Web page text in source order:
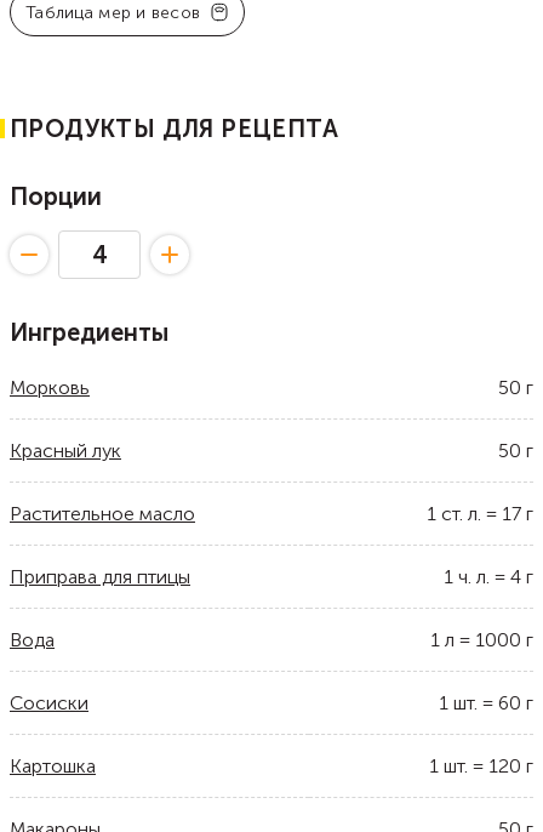
Таблица мер и весов
ПРОДУКТЫ ДЛЯ РЕЦЕПТА
Порции
Ингредиенты
Морковь 50 г
Красный лук 50 г
Растительное масло 1 ст. л. = 17 г
Приправа для птицы 1 ч. л. = 4 г
Вода 1 л = 1000 г
Сосиски 1 шт. = 60 г
Картошка 1 шт. = 120 г